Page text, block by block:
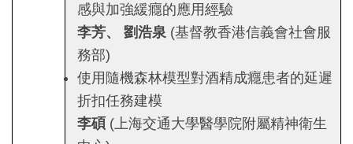
感與加強緩癮的應用經驗
李芳、
劉浩泉 (基督教香港信義會社會服
務部)
使用隨機森林模型對酒精成癮患者的延遲
折扣任務建模
李碩 (上海交通大學醫學院附屬精神衛生